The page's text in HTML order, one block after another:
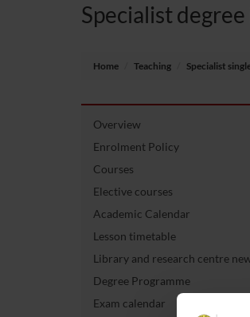
Specialist
Home Teaching Specialist
Overview
Enrolment Policy
Courses
Elective courses
Academic Calendar
Lesson timetable
Library and research centre
Degree Programme
Exam calendar